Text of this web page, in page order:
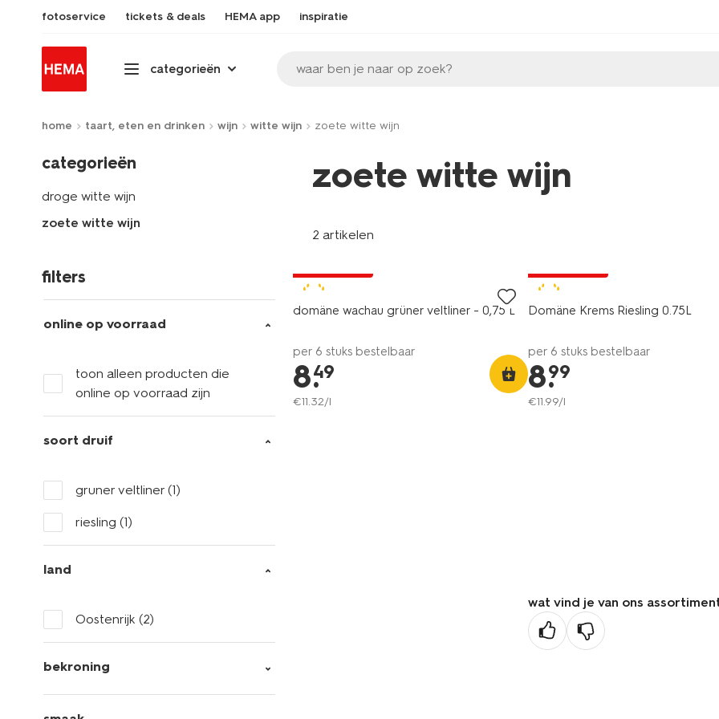
fotoservice tickets & deals HEMA app inspiratie
categorieën waar ben je naar op zoek?
home taart, eten en drinken wijn witte wijn zoete witte wijn
categorieën
droge witte wijn
zoete witte wijn
filters
online op voorraad
toon alleen producten die
online op voorraad zijn
soort druif
gruner veltliner (1)
riesling (1)
land
Oostenrijk (2)
bekroning
zoete witte wijn
2 artikelen
domäne wachau grüner veltliner - 0,75 L
per 6 stuks bestelbaar
8.
49
€11.32/l
Domäne Krems Riesling 0.75L
per 6 stuks bestelbaar
8.
99
€11.99/l
wat vind je van ons